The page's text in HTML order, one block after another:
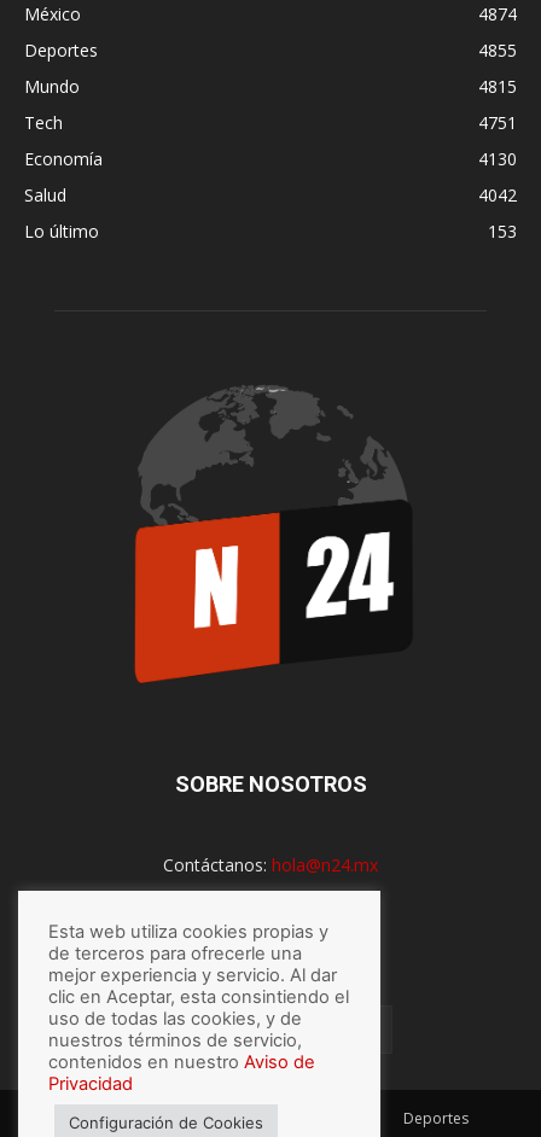
México
4874
Deportes
4855
Mundo
4815
Tech
4751
Economía
4130
Salud
4042
Lo último
153
SOBRE NOSOTROS
Contáctanos: hola@n24.mx
SÍGUENOS
México Mundo Economía
Deportes
Esta web utiliza cookies propias y
de terceros para ofrecerle una
mejor experiencia y servicio. Al dar
clic en Aceptar, esta consintiendo el
uso de todas las cookies, y de
nuestros términos de servicio,
contenidos en nuestro Aviso de
Privacidad
Configuración de Cookies